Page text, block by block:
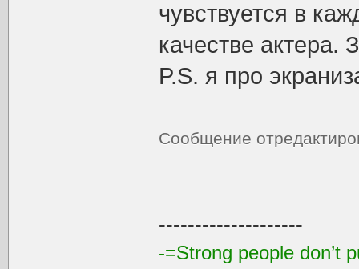
чувствуется в
качестве актера.
P.S. я про
Сообщение
--------------------
-=Strong people don’t